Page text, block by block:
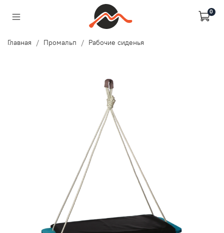
0
Главная Промальп Рабочие сиденья